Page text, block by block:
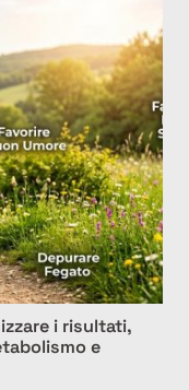
i risultati,
e